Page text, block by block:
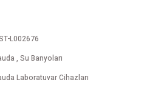
L002676
, Su Banyoları
Laboratuvar Cihazları